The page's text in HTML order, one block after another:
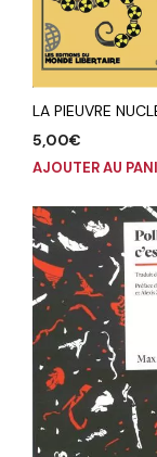
LA PIEUVRE
5,00€
AJOUTER AU